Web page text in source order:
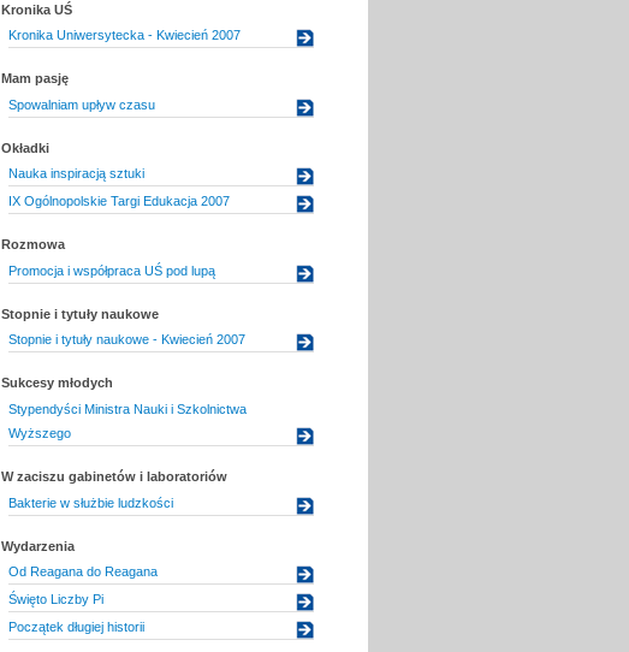
Kronika UŚ
Kronika Uniwersytecka - Kwiecień 2007
Mam pasję
Spowalniam upływ czasu
Okładki
Nauka inspiracją sztuki
IX Ogólnopolskie Targi Edukacja 2007
Rozmowa
Promocja i współpraca UŚ pod lupą
Stopnie i tytuły naukowe
Stopnie i tytuły naukowe - Kwiecień 2007
Sukcesy młodych
Stypendyści Ministra Nauki i Szkolnictwa
Wyższego
W zaciszu gabinetów i laboratoriów
Bakterie w służbie ludzkości
Wydarzenia
Od Reagana do Reagana
Święto Liczby Pi
Początek długiej historii